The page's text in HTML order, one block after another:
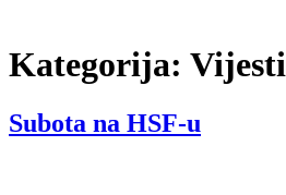
Kategorija: Vijesti
Subota na HSF-u